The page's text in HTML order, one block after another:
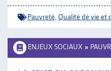
Pauvreté Qualité de vie et
ENJEUX SOCIAUX »